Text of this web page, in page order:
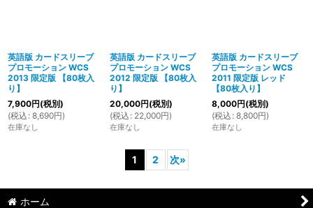
英語版 カードスリーブ
プロモーション WCS
2013 限定版 【80枚入
り】
7,900円(税別)
(税込 : 8,690円)
在庫なし
英語版 カードスリーブ
プロモーション WCS
2012 限定版 【80枚入
り】
20,000円(税別)
(税込 : 22,000円)
在庫なし
英語版 カードスリーブ
プロモーション WCS
2011 限定版 レッド
【80枚入り】
8,000円(税別)
(税込 : 8,800円)
在庫なし
1 2 次»
ホーム